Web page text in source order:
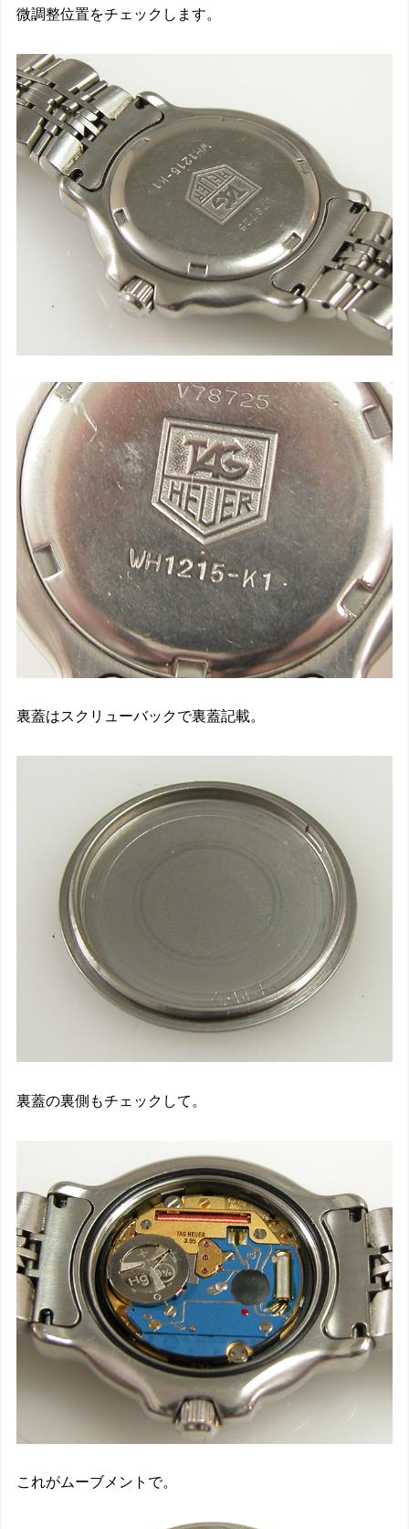
微調整位置をチェックします。
裏蓋はスクリューバックで裏蓋記載。
裏蓋の裏側もチェックして。
これがムーブメントで。